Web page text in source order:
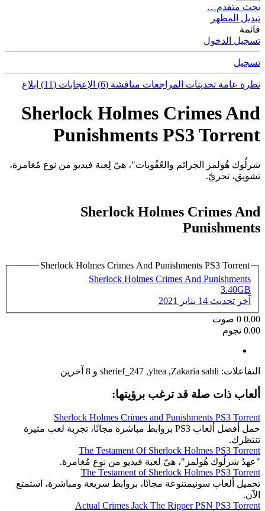
بحث متقدم…
تبديل المظهر
قائمة
تسجيل الدخول
تسجيل
نظرة عامة تحديثات المراجعات مناقشة (6) الإعجابات (11) إبلاغ
Sherlock Holmes Crimes And
Punishments PS3 Torrent
شرلُوك هُولمز الجرائم والعُقُوبات"، هيّ لِعبة فيديو من نوع مُغامرة،
تشويق، تحريّ.
Sherlock Holmes Crimes And
Punishments
Sherlock Holmes Crimes And Punishments PS3 Torrent
Sherlock Holmes Crimes And Punishments
3.40GB
آخر تحديث 14 يناير 2021
0.00
0 صوت
0.00 نجوم
التفاعلات: Zakaria sahli
,
yhea
,
sherief_247 و 8 آخرين
ألعاب ذات صلة قد ترغب برؤيتها:
Sherlock Holmes Crimes and Punishments PS3 Torrent
حمل أفضل ألعاب PS3 بروابط مباشرة مجانًا، تجربة لعب مثيرة
تنتظرك.
The Testament Of Sherlock Holmes PS3 Torrent
"عهدُ شرلُوك هُولمز"، هيّ لعبة فيديو من نوع مُغامرة.
The Testament of Sherlock Holmes PS3 Torrent
تحميل ألعاب سونيمتنوعة مجانًا، بروابط سريعة ومباشرة، استمتع
الآن.
Actual Crimes Jack The Ripper PSN PS3 Torrent